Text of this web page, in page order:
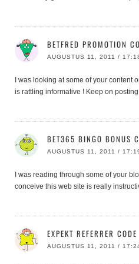
BETFRED PROMOTION
AUGUSTUS 11, 2011 /
I was looking at some of your content
is rattling informative ! Keep on
BET365 BINGO BONUS
AUGUSTUS 11, 2011 /
I was reading through some of your
conceive this web site is really
EXPEKT REFERRER CODE
AUGUSTUS 11, 2011 /